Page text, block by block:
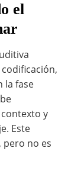
el
la fase
y
Este
pero no es